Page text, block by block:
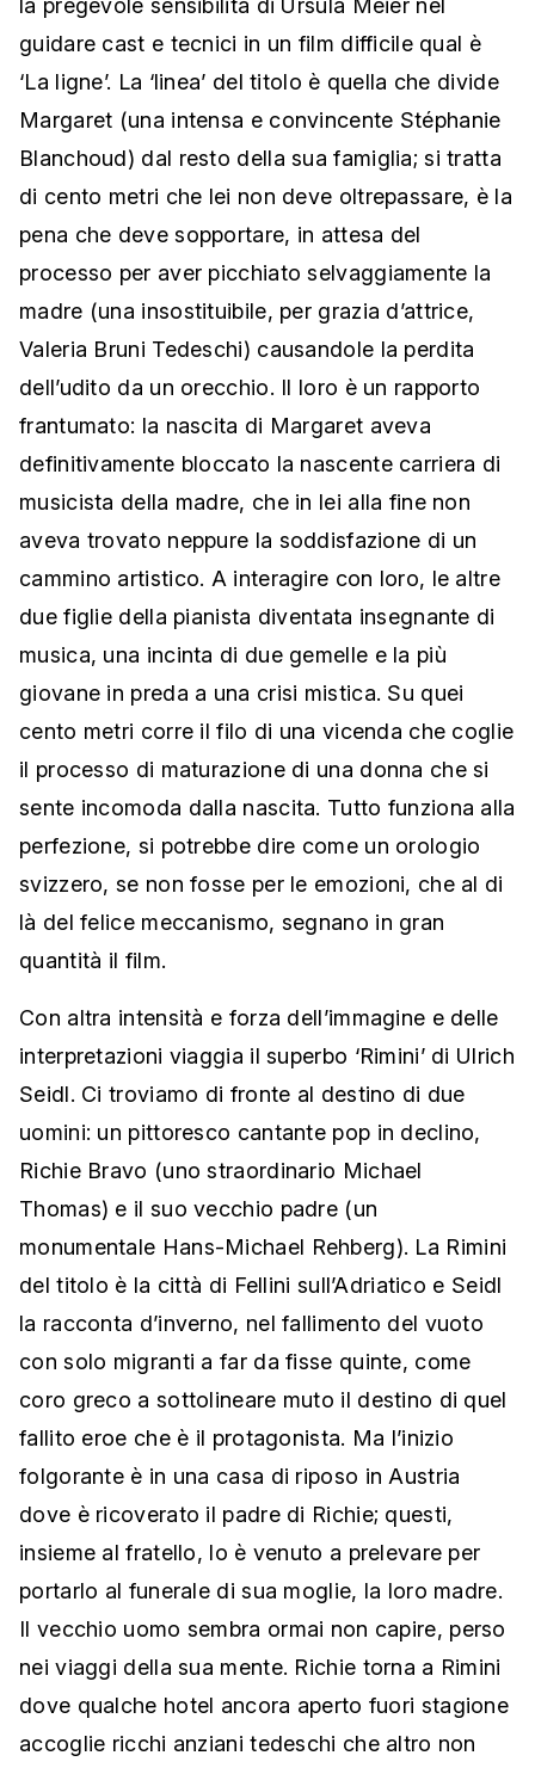
la pregevole sensibilità di Ursula Meier nel
guidare cast e tecnici in un film difficile qual è
‘La ligne’. La ‘linea’ del titolo è quella che divide
Margaret (una intensa e convincente Stéphanie
Blanchoud) dal resto della sua famiglia; si tratta
di cento metri che lei non deve oltrepassare, è la
pena che deve sopportare, in attesa del
processo per aver picchiato selvaggiamente la
madre (una insostituibile, per grazia d’attrice,
Valeria Bruni Tedeschi) causandole la perdita
dell’udito da un orecchio. Il loro è un rapporto
frantumato: la nascita di Margaret aveva
definitivamente bloccato la nascente carriera di
musicista della madre, che in lei alla fine non
aveva trovato neppure la soddisfazione di un
cammino artistico. A interagire con loro, le altre
due figlie della pianista diventata insegnante di
musica, una incinta di due gemelle e la più
giovane in preda a una crisi mistica. Su quei
cento metri corre il filo di una vicenda che coglie
il processo di maturazione di una donna che si
sente incomoda dalla nascita. Tutto funziona alla
perfezione, si potrebbe dire come un orologio
svizzero, se non fosse per le emozioni, che al di
là del felice meccanismo, segnano in gran
quantità il film.
Con altra intensità e forza dell’immagine e delle
interpretazioni viaggia il superbo ‘Rimini’ di Ulrich
Seidl. Ci troviamo di fronte al destino di due
uomini: un pittoresco cantante pop in declino,
Richie Bravo (uno straordinario Michael
Thomas) e il suo vecchio padre (un
monumentale Hans-Michael Rehberg). La Rimini
del titolo è la città di Fellini sull’Adriatico e Seidl
la racconta d’inverno, nel fallimento del vuoto
con solo migranti a far da fisse quinte, come
coro greco a sottolineare muto il destino di quel
fallito eroe che è il protagonista. Ma l’inizio
folgorante è in una casa di riposo in Austria
dove è ricoverato il padre di Richie; questi,
insieme al fratello, lo è venuto a prelevare per
portarlo al funerale di sua moglie, la loro madre.
Il vecchio uomo sembra ormai non capire, perso
nei viaggi della sua mente. Richie torna a Rimini
dove qualche hotel ancora aperto fuori stagione
accoglie ricchi anziani tedeschi che altro non